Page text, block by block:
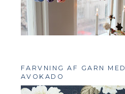
FARVNING AF GARN MED
AVOKADO